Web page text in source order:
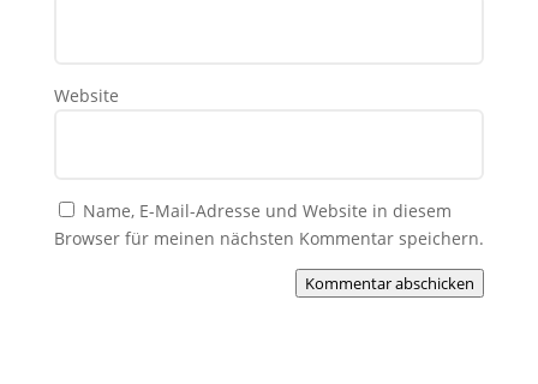
Website
Name, E-Mail-Adresse und Website in diesem
Browser für meinen nächsten Kommentar speichern.
Kommentar abschicken